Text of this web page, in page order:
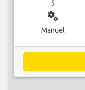
5
miscellaneous_services
Manuel